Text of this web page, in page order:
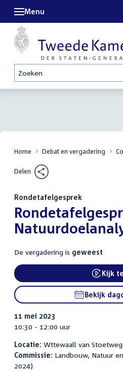
Zoeken
Menu
Home Debat en vergadering
Delen
Rondetafelgesprek
:
De vergadering is geweest
Kijk
Bekijk
11 mei 2023
10:30 - 12:00 uur
Locatie: Wttewaall van
Commissie: Landbouw, Natuur
2024)